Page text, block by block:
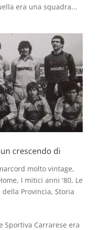
era una squadra...
crescendo di
molto vintage,
, I mitici anni '80, Le
della Provincia, Storia
Sportiva Carrarese era